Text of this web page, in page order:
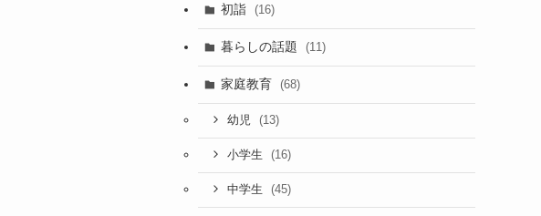
初詣 (16)
暮らしの話題 (11)
家庭教育 (68)
幼児 (13)
小学生 (16)
中学生 (45)